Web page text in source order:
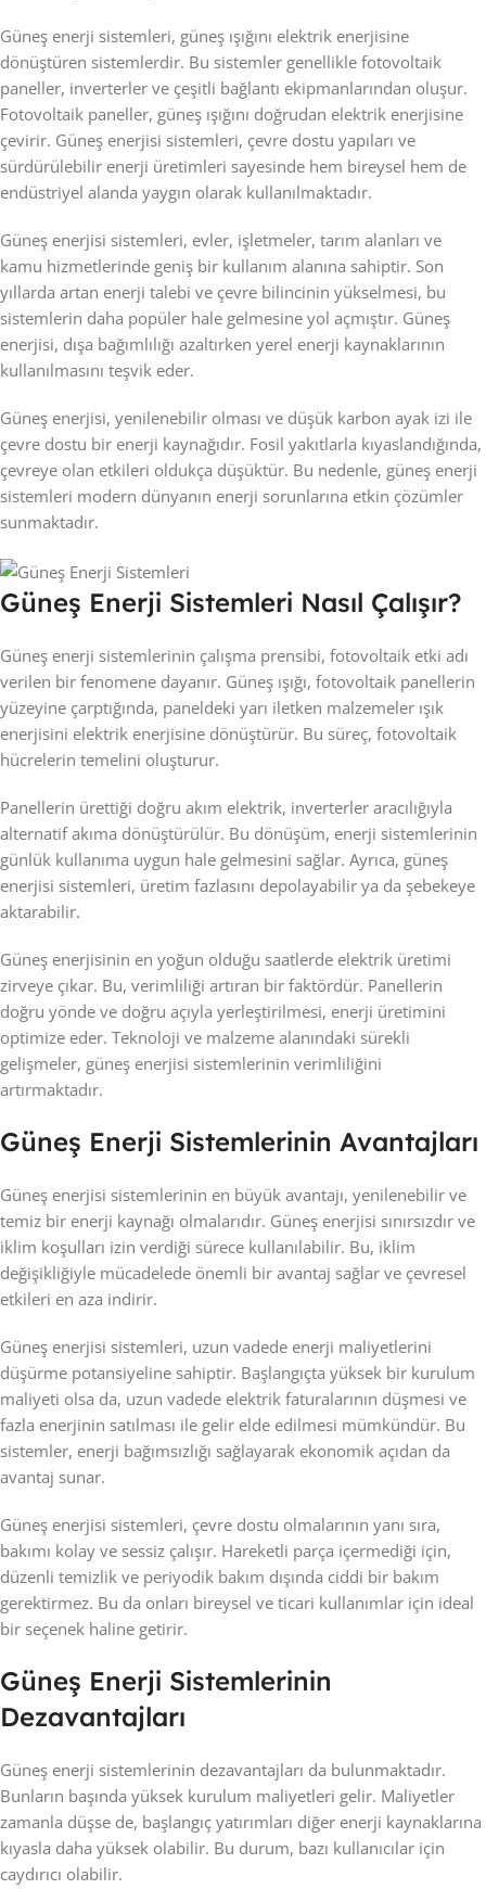
Güneş enerji sistemleri, güneş ışığını elektrik enerjisine
dönüştüren sistemlerdir. Bu sistemler genellikle fotovoltaik
paneller, inverterler ve çeşitli bağlantı ekipmanlarından oluşur.
Fotovoltaik paneller, güneş ışığını doğrudan elektrik enerjisine
çevirir. Güneş enerjisi sistemleri, çevre dostu yapıları ve
sürdürülebilir enerji üretimleri sayesinde hem bireysel hem de
endüstriyel alanda yaygın olarak kullanılmaktadır.
Güneş enerjisi sistemleri, evler, işletmeler, tarım alanları ve
kamu hizmetlerinde geniş bir kullanım alanına sahiptir. Son
yıllarda artan enerji talebi ve çevre bilincinin yükselmesi, bu
sistemlerin daha popüler hale gelmesine yol açmıştır. Güneş
enerjisi, dışa bağımlılığı azaltırken yerel enerji kaynaklarının
kullanılmasını teşvik eder.
Güneş enerjisi, yenilenebilir olması ve düşük karbon ayak izi ile
çevre dostu bir enerji kaynağıdır. Fosil yakıtlarla kıyaslandığında,
çevreye olan etkileri oldukça düşüktür. Bu nedenle, güneş enerji
sistemleri modern dünyanın enerji sorunlarına etkin çözümler
sunmaktadır.
Güneş Enerji Sistemleri Nasıl Çalışır?
Güneş enerji sistemlerinin çalışma prensibi, fotovoltaik etki adı
verilen bir fenomene dayanır. Güneş ışığı, fotovoltaik panellerin
yüzeyine çarptığında, paneldeki yarı iletken malzemeler ışık
enerjisini elektrik enerjisine dönüştürür. Bu süreç, fotovoltaik
hücrelerin temelini oluşturur.
Panellerin ürettiği doğru akım elektrik, inverterler aracılığıyla
alternatif akıma dönüştürülür. Bu dönüşüm, enerji sistemlerinin
günlük kullanıma uygun hale gelmesini sağlar. Ayrıca, güneş
enerjisi sistemleri, üretim fazlasını depolayabilir ya da şebekeye
aktarabilir.
Güneş enerjisinin en yoğun olduğu saatlerde elektrik üretimi
zirveye çıkar. Bu, verimliliği artıran bir faktördür. Panellerin
doğru yönde ve doğru açıyla yerleştirilmesi, enerji üretimini
optimize eder. Teknoloji ve malzeme alanındaki sürekli
gelişmeler, güneş enerjisi sistemlerinin verimliliğini
artırmaktadır.
Güneş Enerji Sistemlerinin Avantajları
Güneş enerjisi sistemlerinin en büyük avantajı, yenilenebilir ve
temiz bir enerji kaynağı olmalarıdır. Güneş enerjisi sınırsızdır ve
iklim koşulları izin verdiği sürece kullanılabilir. Bu, iklim
değişikliğiyle mücadelede önemli bir avantaj sağlar ve çevresel
etkileri en aza indirir.
Güneş enerjisi sistemleri, uzun vadede enerji maliyetlerini
düşürme potansiyeline sahiptir. Başlangıçta yüksek bir kurulum
maliyeti olsa da, uzun vadede elektrik faturalarının düşmesi ve
fazla enerjinin satılması ile gelir elde edilmesi mümkündür. Bu
sistemler, enerji bağımsızlığı sağlayarak ekonomik açıdan da
avantaj sunar.
Güneş enerjisi sistemleri, çevre dostu olmalarının yanı sıra,
bakımı kolay ve sessiz çalışır. Hareketli parça içermediği için,
düzenli temizlik ve periyodik bakım dışında ciddi bir bakım
gerektirmez. Bu da onları bireysel ve ticari kullanımlar için ideal
bir seçenek haline getirir.
Güneş Enerji Sistemlerinin
Dezavantajları
Güneş enerji sistemlerinin dezavantajları da bulunmaktadır.
Bunların başında yüksek kurulum maliyetleri gelir. Maliyetler
zamanla düşse de, başlangıç yatırımları diğer enerji kaynaklarına
kıyasla daha yüksek olabilir. Bu durum, bazı kullanıcılar için
caydırıcı olabilir.